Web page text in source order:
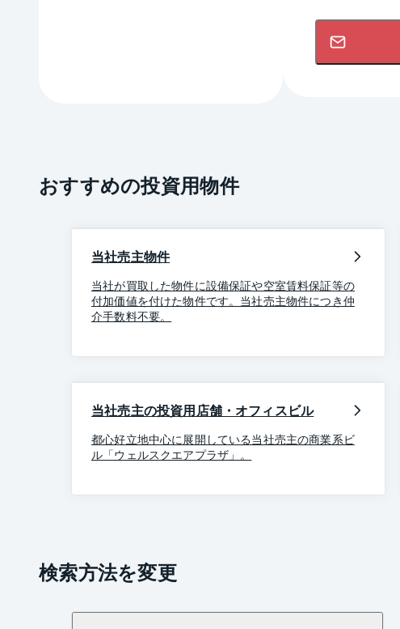
おすすめの投資用物件
当社売主物件
当社が買取した物件に設備保証や空室賃料保証等の
付加価値を付けた物件です。当社売主物件につき仲
介手数料不要。
当社売主の投資用店舗・オフィスビル
都心好立地中心に展開している当社売主の商業系ビ
ル「ウェルスクエアプラザ」。
検索方法を変更